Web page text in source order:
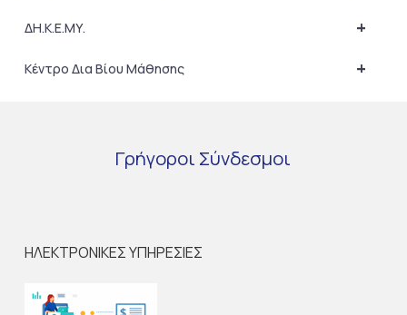
+
ΔΗ.Κ.Ε.ΜΥ.
+
Κέντρο Δια Βίου Μάθησης
Γρήγοροι Σύνδεσμοι
ΗΛΕΚΤΡΟΝΙΚΕΣ ΥΠΗΡΕΣΙΕΣ